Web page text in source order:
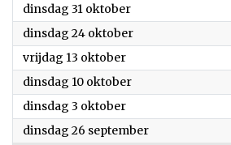
dinsdag 31 oktober2023
dinsdag 24 oktober2023
vrijdag 13 oktober2023
dinsdag 10 oktober2023
dinsdag 3 oktober2023
dinsdag 26 september2023